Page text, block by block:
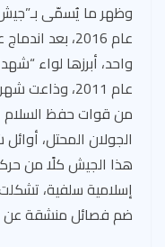
وظهر ما يُسمّى بـ”جيش
عام 2016،
واحد، أبرزها لواء
من قوات حفظ
هذا الجيش كلًا من
ضم فصائل منشقة عن